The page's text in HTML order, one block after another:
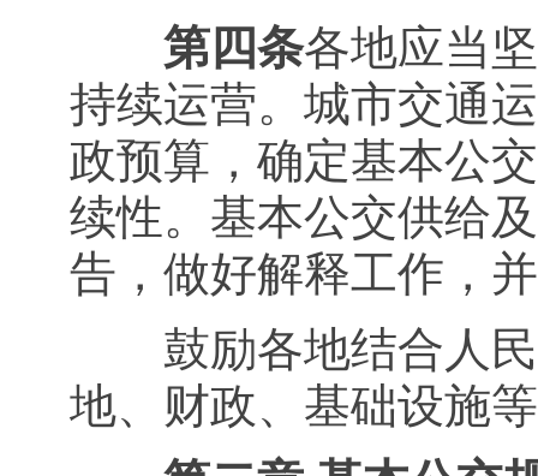
第四条各地应当
持续运营。城市交通
政预算，确定基本公
续性。基本公交供给
告，做好解释工作，
鼓励各地结合人民
地、财政、基础设施